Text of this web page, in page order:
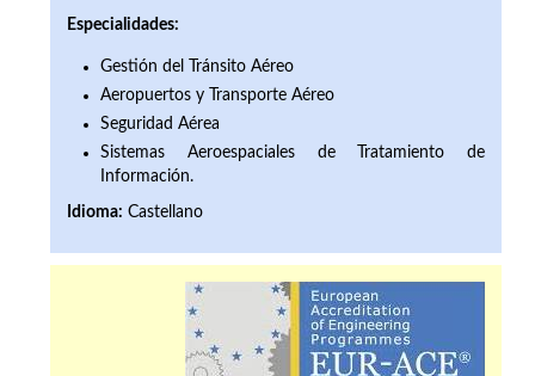
Especialidades:
Gestión del Tránsito Aéreo
Aeropuertos y Transporte Aéreo
Seguridad Aérea
Sistemas Aeroespaciales de Tratamiento de
Información.
Idioma: Castellano